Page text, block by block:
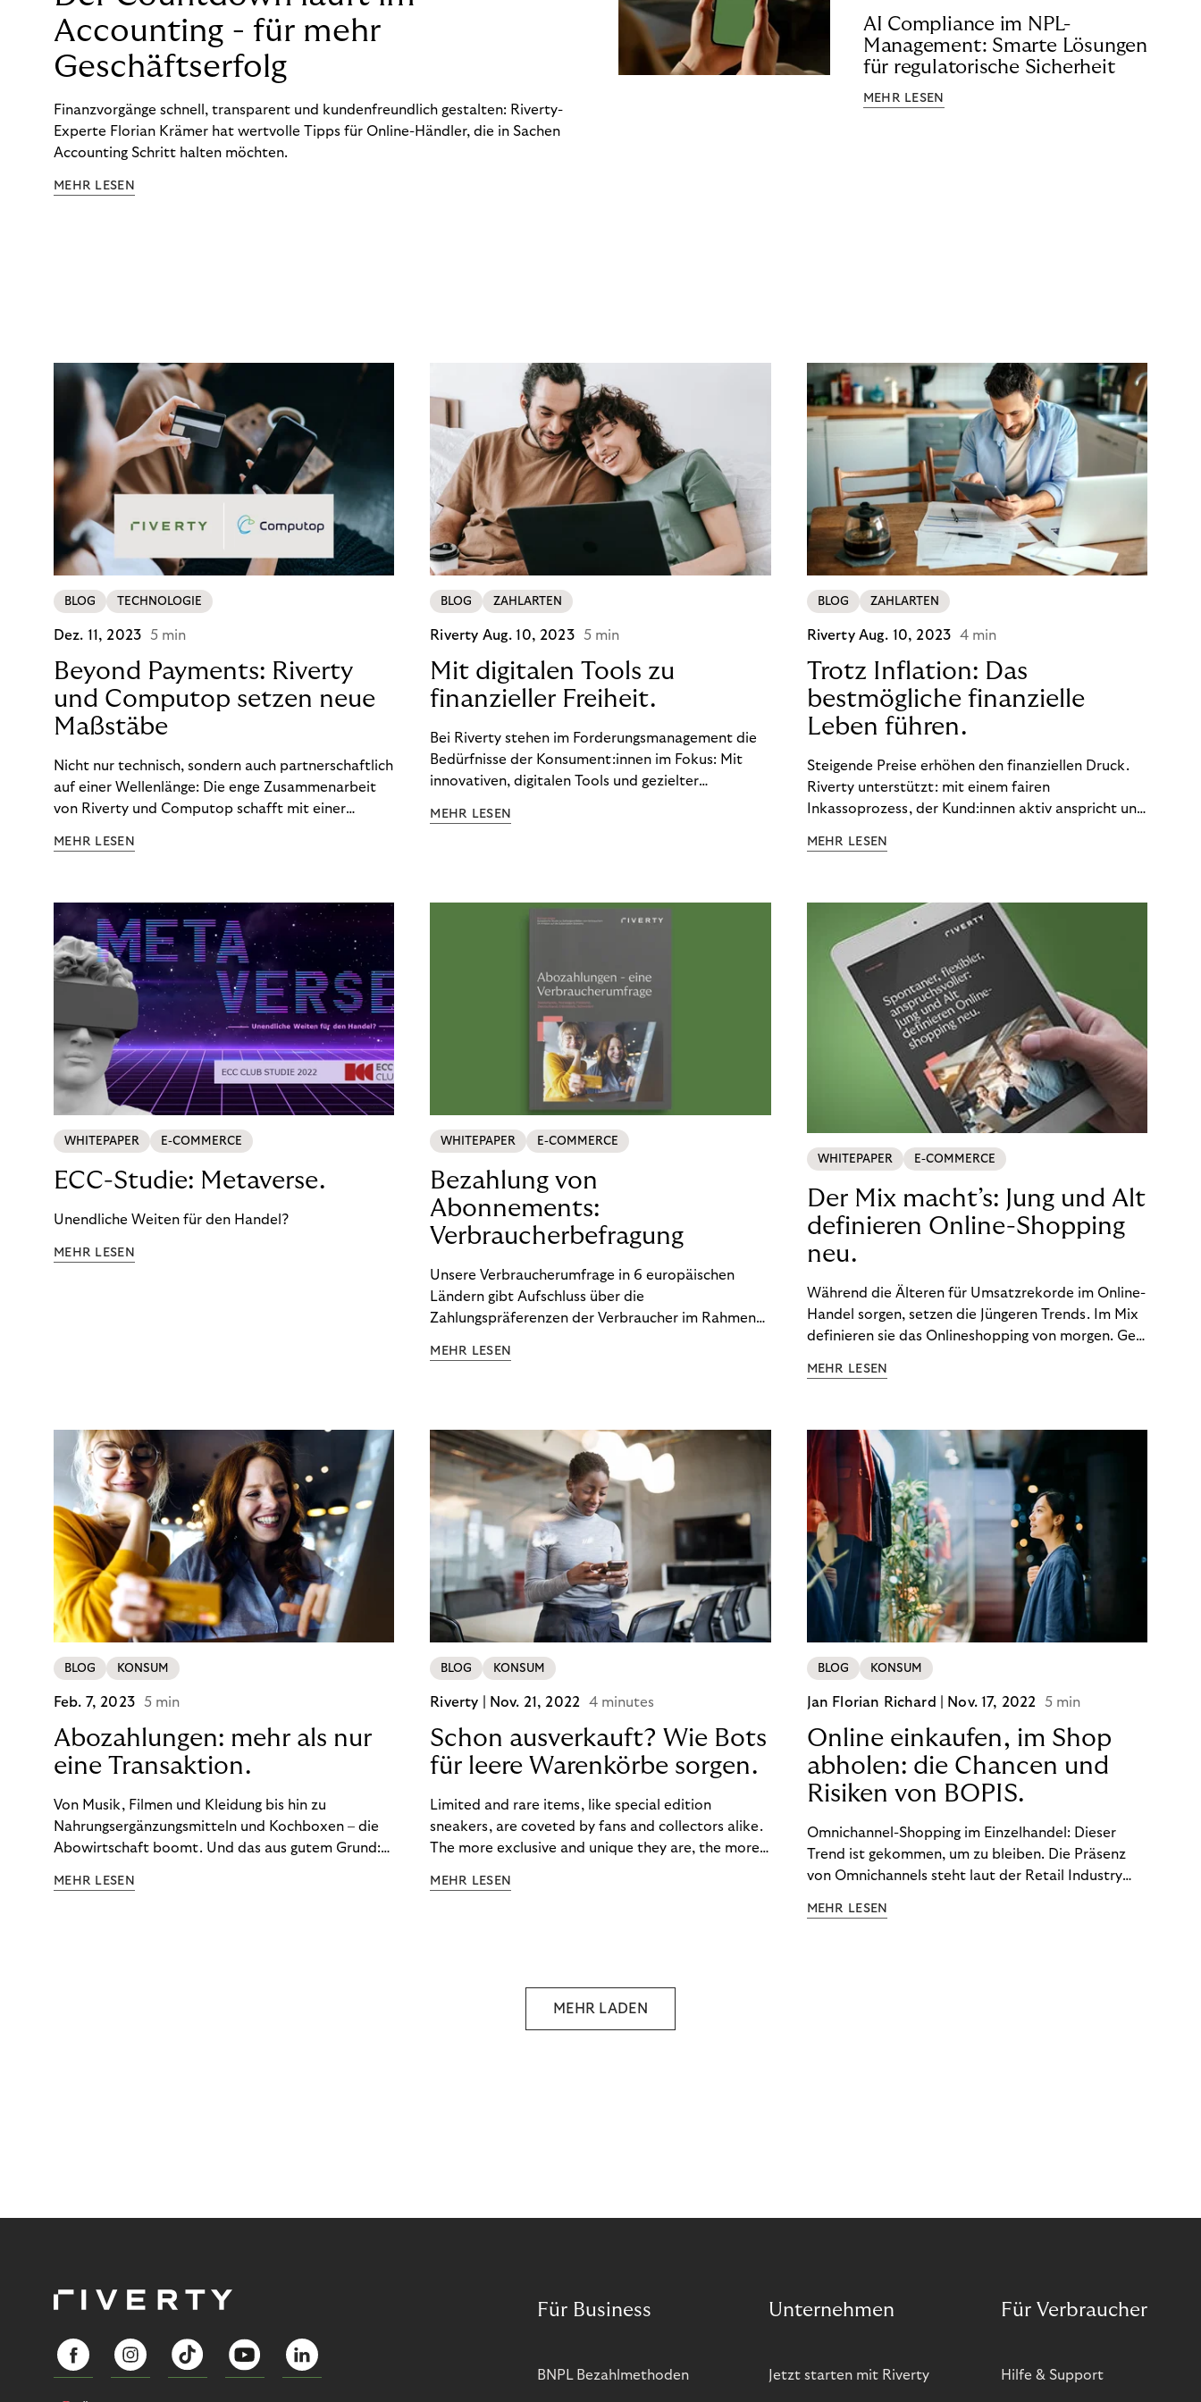
Accounting - für mehr
Geschäftserfolg
Finanzvorgänge schnell, transparent und kundenfreundlich gestalten: Riverty-
Experte Florian Krämer hat wertvolle Tipps für Online-Händler, die in Sachen
Accounting Schritt halten möchten.
MEHR LESEN
AI Compliance im NPL-
Management: Smarte Lösungen
für regulatorische Sicherheit
MEHR LESEN
BLOG TECHNOLOGIE
Dez. 11, 2023 5 min
Beyond Payments: Riverty
und Computop setzen neue
Maßstäbe
Nicht nur technisch, sondern auch partnerschaftlich
auf einer Wellenlänge: Die enge Zusammenarbeit
von Riverty und Computop schafft mit einer
Zahlungsabwicklung echte Mehrwerte für Händler.
MEHR LESEN
BLOG ZAHLARTEN
Riverty Aug. 10, 2023 5 min
Mit digitalen Tools zu
finanzieller Freiheit.
Bei Riverty stehen im Forderungsmanagement die
Bedürfnisse der Konsument:innen im Fokus: Mit
innovativen, digitalen Tools und gezielter
ein Leben in finanzieller Freiheit zu führen. So
MEHR LESEN
BLOG ZAHLARTEN
Riverty Aug. 10, 2023 4 min
Trotz Inflation: Das
bestmögliche finanzielle
Leben führen.
Steigende Preise erhöhen den finanziellen Druck.
Riverty unterstützt: mit einem fairen
Inkassoprozess, der Kund:innen aktiv anspricht und
Finanzbildung ermöglicht. So bleiben Menschen
Unternehmen.
MEHR LESEN
WHITEPAPER E-COMMERCE
ECC-Studie: Metaverse.
Unendliche Weiten für den Handel?
MEHR LESEN
WHITEPAPER E-COMMERCE
Bezahlung von
Abonnements:
Verbraucherbefragung
Unsere Verbraucherumfrage in 6 europäischen
Ländern gibt Aufschluss über die
Zahlungspräferenzen der Verbraucher im Rahmen
Ergebnisse, um zu erfahren, wie Sie
MEHR LESEN
WHITEPAPER E-COMMERCE
Der Mix macht’s: Jung und Alt
definieren Online-Shopping
neu.
Während die Älteren für Umsatzrekorde im Online-
Handel sorgen, setzen die Jüngeren Trends. Im Mix
definieren sie das Onlineshopping von morgen. Gen
gemeinsame Leidenschaft - allerdings
angeschaut.
MEHR LESEN
BLOG KONSUM
Feb. 7, 2023 5 min
Abozahlungen: mehr als nur
eine Transaktion.
Von Musik, Filmen und Kleidung bis hin zu
Nahrungsergänzungsmitteln und Kochboxen – die
Abowirtschaft boomt. Und das aus gutem Grund:
wünschen. Sie ermöglichen es uns, Produkte und
MEHR LESEN
BLOG KONSUM
Riverty | Nov. 21, 2022 4 minutes
Schon ausverkauft? Wie Bots
für leere Warenkörbe sorgen.
Limited and rare items, like special edition
sneakers, are coveted by fans and collectors alike.
The more exclusive and unique they are, the more
industry uses artificial scarcity, also known as a
MEHR LESEN
BLOG KONSUM
Jan Florian Richard | Nov. 17, 2022 5 min
Online einkaufen, im Shop
abholen: die Chancen und
Risiken von BOPIS.
Omnichannel-Shopping im Einzelhandel: Dieser
Trend ist gekommen, um zu bleiben. Die Präsenz
von Omnichannels steht laut der Retail Industry
nicht mehr verzichtet werden kann. Ein fester
MEHR LESEN
MEHR LADEN
Für Business
BNPL Bezahlmethoden
Unternehmen
Jetzt starten mit Riverty
Für Verbraucher
Hilfe & Support